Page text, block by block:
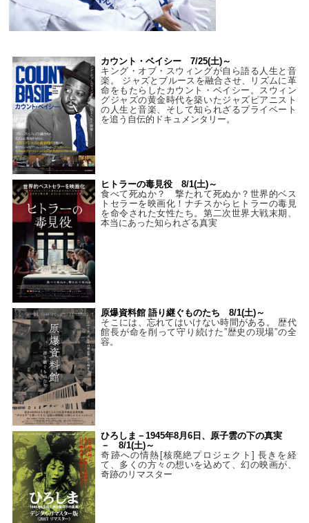
カウント・ベイシー 7/25(土)～
キング・オブ・スウィングが自ら語る人生と音
楽。 ジャズとブルースを融合させ、リズムに革
命をもたらしたカウント・ベイシー。スウィン
グジャズの黄金時代を築いたジャズピアニスト
の人生と音楽、そして知られざるプライベート
を追う自伝的ドキュメンタリー。
ヒトラーの毒見役 8/1(土)～
食べて死ぬか？ 撃たれて死ぬか？世界的ベス
トセラーを映画化！ナチスからヒトラーの毒見
を命令された女性たち。第二次世界大戦末期、
本当にあった知られざる真実
原爆資料館 語り継ぐものたち 8/1(土)～
そこには、忘れてはいけない時間がある。 歴代
館長が命を削って守り続けた”歴史の現場”の全
容。
ひろしま－1945年8月6日、原子雲の下の真実
－ 8/1(土)～
奇跡への情熱[核廃絶プロジェクト] 長きを経
て、多くの方々の想いを込めて、幻の映画が、
奇跡のリマスター